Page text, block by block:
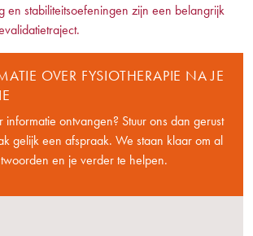
stabiliteitsoefeningen zijn een belangrijk
OVER FYSIOTHERAPIE NA JE
ontvangen? Stuur ons dan gerust
gelijk een afspraak. We staan klaar om al
en je verder te helpen.